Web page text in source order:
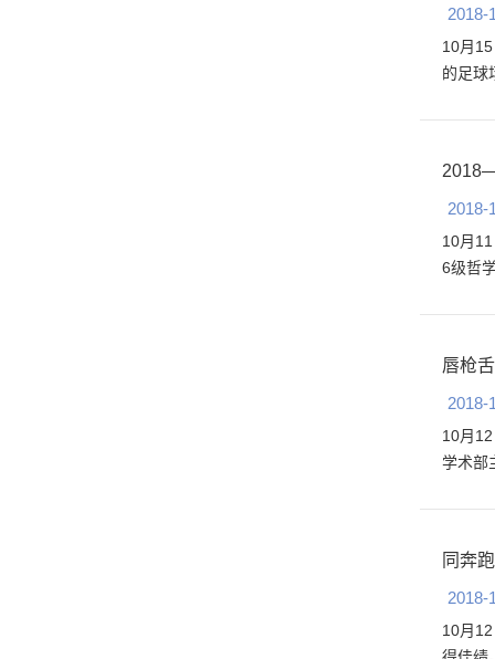
2018-
10月
的足球
2018-
10月
6级哲
唇枪
2018-
10月
学术部
同奔
2018-
10月